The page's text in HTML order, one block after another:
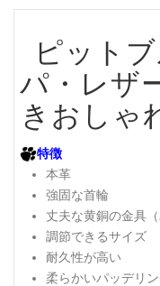
ピット
パ・レザ
きおしゃ
特徴
本革
強固な首輪
丈夫な黄銅の金具（
調節できるサイズ
耐久性が高い
柔らかいパッデリ